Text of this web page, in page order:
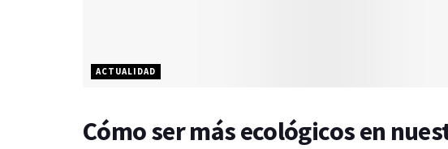
ACTUALIDAD
Cómo ser más ecológicos en